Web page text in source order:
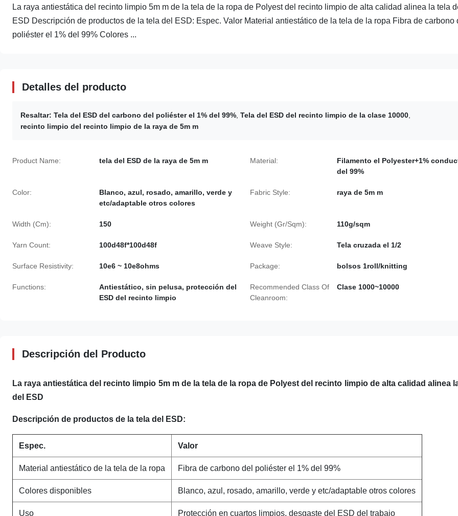
La raya antiestática del recinto limpio 5m m de la tela de la ropa de Polyest del recinto limpio de alta calidad alinea la tela
ESD Descripción de productos de la tela del ESD: Espec. Valor Material antiestático de la tela de la ropa Fibra de carbono
poliéster el 1% del 99% Colores ...
Detalles del producto
Resaltar: Tela del ESD del carbono del poliéster el 1% del 99% Tela del ESD del recinto limpio de la clase 10000
recinto limpio del recinto limpio de la raya de 5m m
Product Name: tela del ESD de la raya de 5m m Material:
Filamento el Polyester+1%
del 99%
Color:
Blanco, azul, rosado, amarillo, verde y
etc/adaptable otros colores
Fabric Style: raya de 5m m
Width (Cm): 150 Weight (Gr/Sqm): 110g/sqm
Yarn Count: 100d48f*100d48f Weave Style: Tela cruzada el 1/2
Surface Resistivity: 10e6 ~ 10e8ohms Package: bolsos 1roll/knitting
Functions:
Antiestático, sin pelusa, protección del
ESD del recinto limpio
Recommended Class Of
Cleanroom:
Clase 1000~10000
Descripción del Producto
La raya antiestática del recinto limpio 5m m de la tela de la ropa de Polyest del recinto limpio de alta calidad alinea
del ESD
Descripción de productos de la tela del ESD:
Espec. Valor
Material antiestático de la tela de la ropa Fibra de carbono del poliéster el 1% del 99%
Colores disponibles Blanco, azul, rosado, amarillo, verde y etc/adaptable otros colores
Uso Protección en cuartos limpios, desgaste del ESD del trabajo